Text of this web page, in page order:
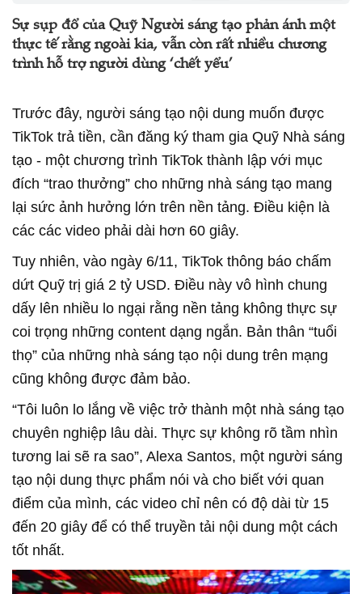
Sự sụp đổ của Quỹ Người sáng tạo phản ánh một
thực tế rằng ngoài kia, vẫn còn rất nhiều chương
trình hỗ trợ người dùng ‘chết yểu’
Trước đây, người sáng tạo nội dung muốn được
TikTok trả tiền, cần đăng ký tham gia Quỹ Nhà sáng
tạo - một chương trình TikTok thành lập với mục
đích “trao thưởng” cho những nhà sáng tạo mang
lại sức ảnh hưởng lớn trên nền tảng. Điều kiện là
các các video phải dài hơn 60 giây.
Tuy nhiên, vào ngày 6/11, TikTok thông báo chấm
dứt Quỹ trị giá 2 tỷ USD. Điều này vô hình chung
dấy lên nhiều lo ngại rằng nền tảng không thực sự
coi trọng những content dạng ngắn. Bản thân “tuổi
thọ” của những nhà sáng tạo nội dung trên mạng
cũng không được đảm bảo.
“Tôi luôn lo lắng về việc trở thành một nhà sáng tạo
chuyên nghiệp lâu dài. Thực sự không rõ tầm nhìn
tương lai sẽ ra sao”, Alexa Santos, một người sáng
tạo nội dung thực phẩm nói và cho biết với quan
điểm của mình, các video chỉ nên có độ dài từ 15
đến 20 giây để có thể truyền tải nội dung một cách
tốt nhất.